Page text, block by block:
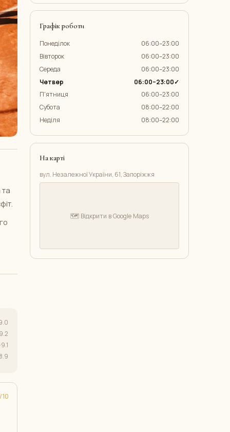
9.2
9.1
8.9
Графік роботи
Понеділок
06:00–23:00
Вівторок
06:00–23:00
Середа
06:00–23:00
Четвер
06:00–23:00✓
П'ятниця
06:00–23:00
Субота
08:00–22:00
Неділя
08:00–22:00
На карті
вул. Незалежної України, 61, Запоріжжя
🗺️ Відкрити в Google Maps